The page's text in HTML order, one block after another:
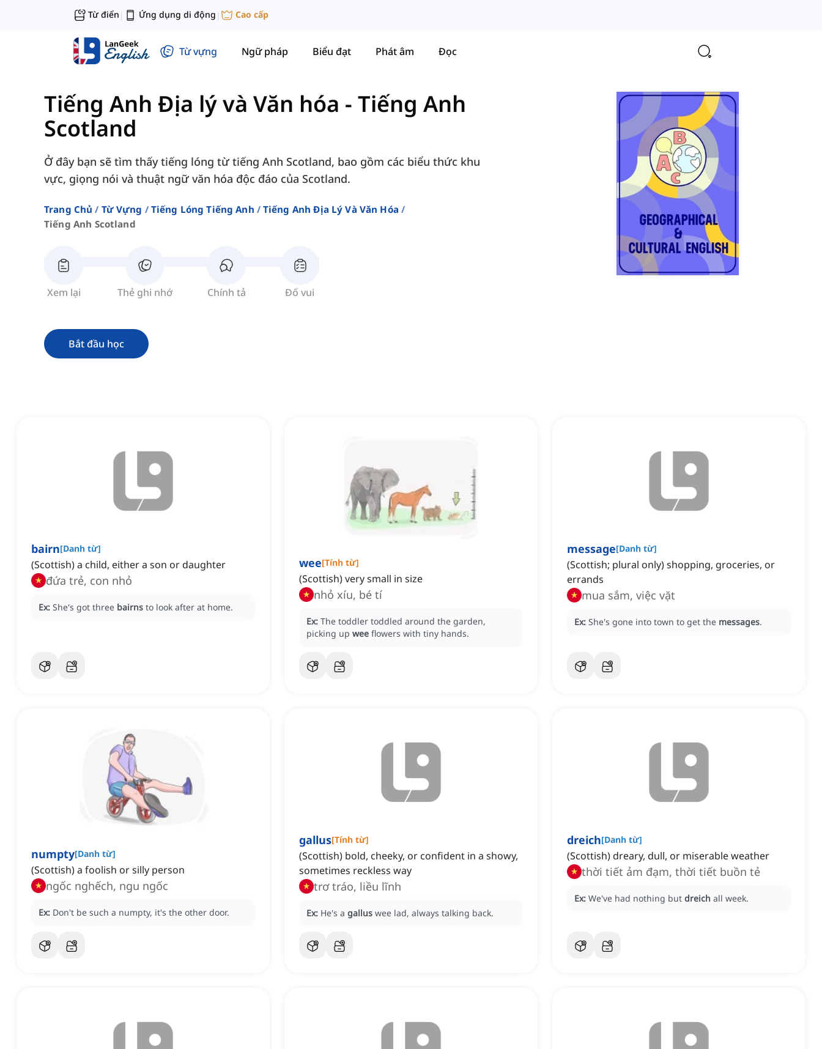
Từ điển | Ứng dụng di động | Cao cấp
Từ vựng Ngữ pháp Biểu đạt Phát âm Đọc
Tiếng Anh Địa lý và Văn hóa - Tiếng Anh
Scotland
Ở đây bạn sẽ tìm thấy tiếng lóng từ tiếng Anh Scotland, bao gồm các biểu thức khu
vực, giọng nói và thuật ngữ văn hóa độc đáo của Scotland.
Trang Chủ Từ Vựng Tiếng Lóng Tiếng Anh
Tiếng Anh Địa Lý Và Văn Hóa
Tiếng Anh Scotland
Xem lại Thẻ ghi nhớ Chính tả Đố vui
Bắt đầu học
bairn[Danh từ]
(Scottish) a child, either a son or daughter
đứa trẻ, con nhỏ
Ex: She's got three bairns to look after at home.
wee[Tính từ]
(Scottish) very small in size
nhỏ xíu, bé tí
Ex: The toddler toddled around the garden,
picking up wee flowers with tiny hands.
message[Danh từ]
(Scottish; plural only) shopping, groceries, or
errands
mua sắm, việc vặt
Ex: She's gone into town to get the messages.
numpty[Danh từ]
(Scottish) a foolish or silly person
ngốc nghếch, ngu ngốc
Ex: Don't be such a numpty, it's the other door.
gallus[Tính từ]
(Scottish) bold, cheeky, or confident in a showy,
sometimes reckless way
trơ tráo, liều lĩnh
Ex: He's a gallus wee lad, always talking back.
dreich[Danh từ]
(Scottish) dreary, dull, or miserable weather
thời tiết ảm đạm, thời tiết buồn tẻ
Ex: We've had nothing but dreich all week.